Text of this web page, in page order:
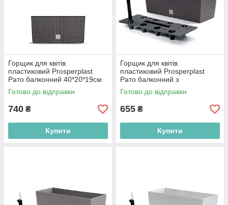
Горщик для квітів
пластиковий Prosperplast
Рато балконний 40*20*19см
коричневий DRC400-440U
Готово до відправки
740 ₴
Купити
Горщик для квітів
пластиковий Prosperplast
Рато балконний з
автополивом 50*19см
коричневий DRTC500-440U
Готово до відправки
655 ₴
Купити